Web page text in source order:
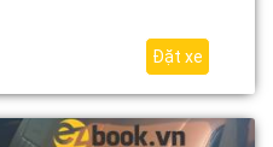
Đặt xe